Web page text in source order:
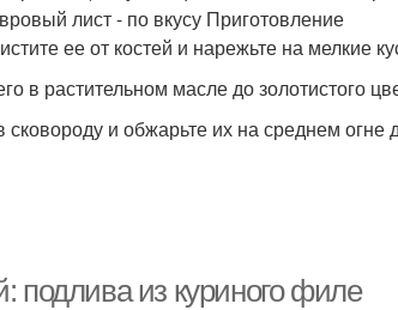
лист - по вкусу Приготовление
ее от костей и нарежьте на мелкие
в растительном масле до золотистого
сковороду и обжарьте их на среднем
подлива из куриного филе